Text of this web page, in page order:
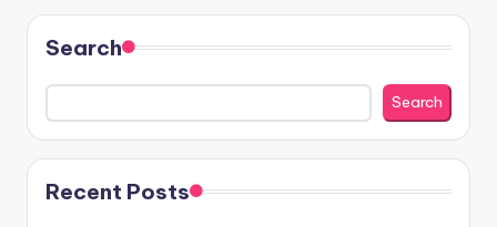
Search
Search
Recent Posts